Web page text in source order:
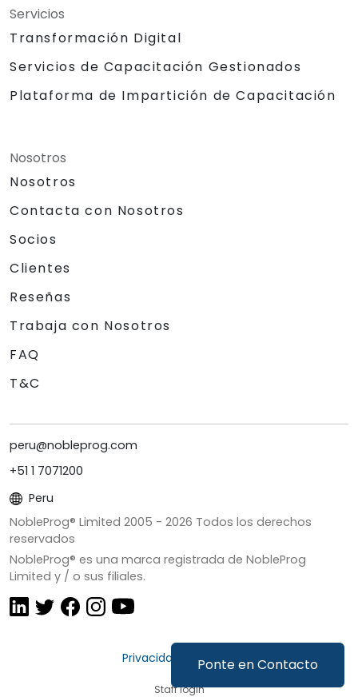
Ponte en Contacto
Servicios
Transformación Digital
Servicios de Capacitación Gestionados
Plataforma de Impartición de Capacitación
Nosotros
Nosotros
Contacta con Nosotros
Socios
Clientes
Reseñas
Trabaja con Nosotros
FAQ
T&C
peru@nobleprog.com
+51 1 7071200
Peru
NobleProg® Limited 2005 - 2026 Todos los derechos
reservados
NobleProg® es una marca registrada de NobleProg
Limited y / o sus filiales.
Privacidad y Cookies
Staff login